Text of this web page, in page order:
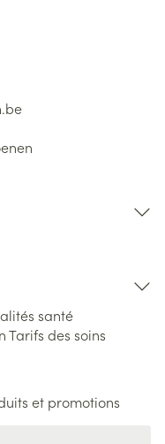
santé
Tarifs des soins
et promotions